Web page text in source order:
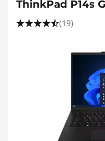
ThinkPad P14s
(19)